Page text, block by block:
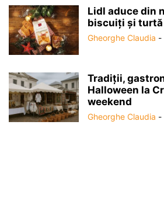
Lidl aduce din
biscuiți și turtă
Gheorghe Claudia -
Tradiții,
Halloween la
weekend
Gheorghe Claudia -